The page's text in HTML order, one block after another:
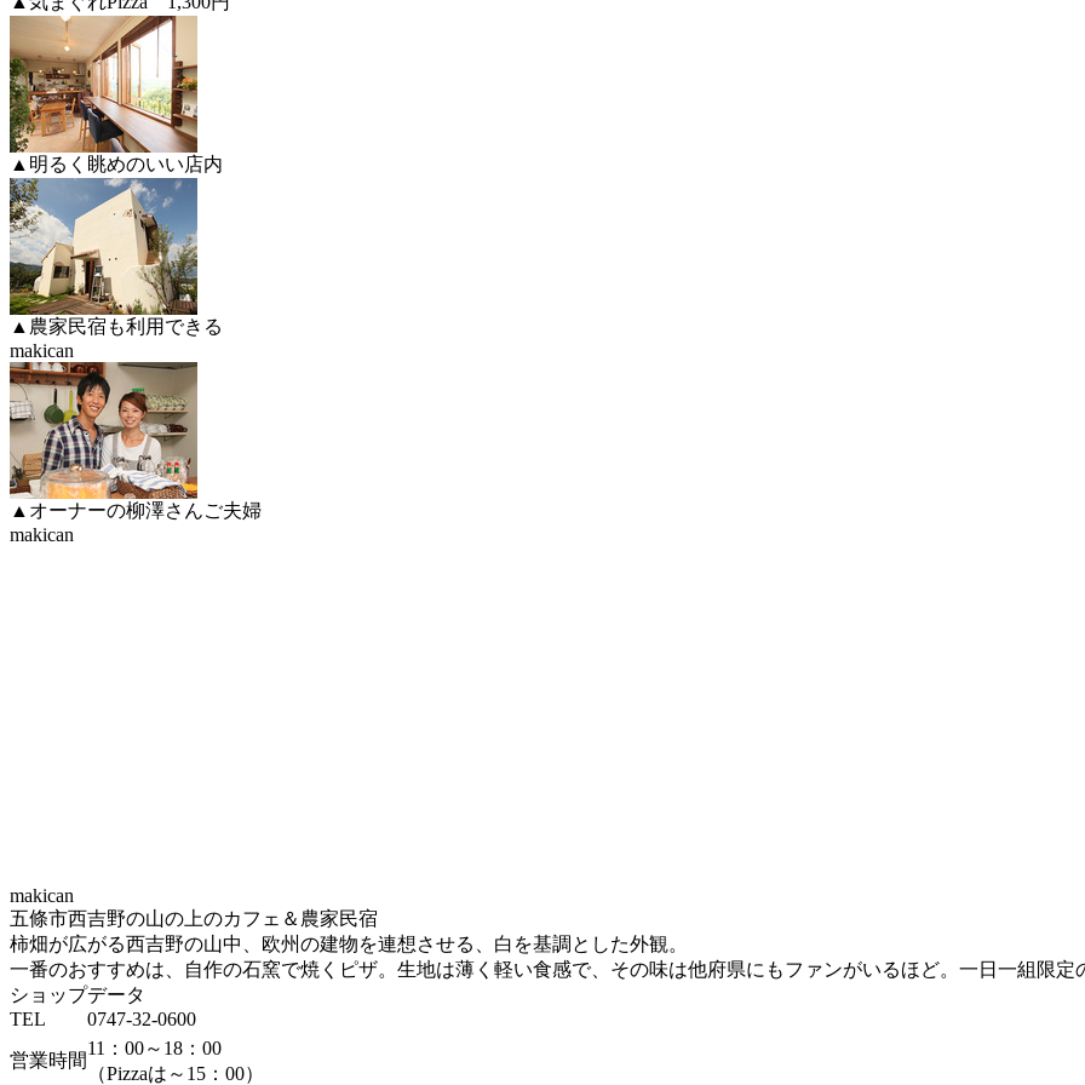
▲明るく眺めのいい店内
▲農家民宿も利用できる
makican
▲オーナーの柳澤さんご夫婦
makican
makican
五條市西吉野の山の上のカフェ＆農家民宿
柿畑が広がる西吉野の山中、欧州の建物を連想させる、白を基調とした外観。
一番のおすすめは、自作の石窯で焼くピザ。生地は薄く軽い食感で、その味は他府県にもファンがいるほど。一日一組限定
ショップデータ
TEL
0747-32-0600
営業時間
11：00～18：00
（Pizzaは～15：00）